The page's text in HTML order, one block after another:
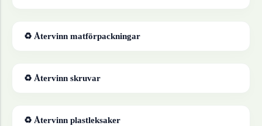
♻ Återvinn matförpackningar
♻ Återvinn skruvar
♻ Återvinn plastleksaker